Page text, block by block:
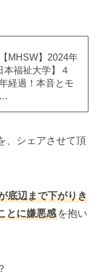
MHSW】2024年
福祉大学】４
経過！本音とモ
、シェアさせて頂
底辺まで下がりき
とに嫌悪感を抱い